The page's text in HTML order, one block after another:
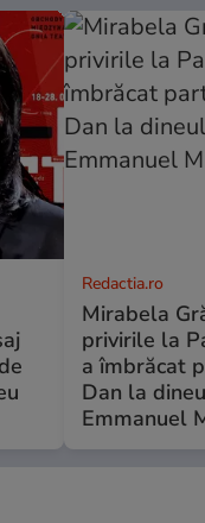
Redactia.ro
Mirabela
privirile la
a îmbrăcat
Dan la
Emmanuel